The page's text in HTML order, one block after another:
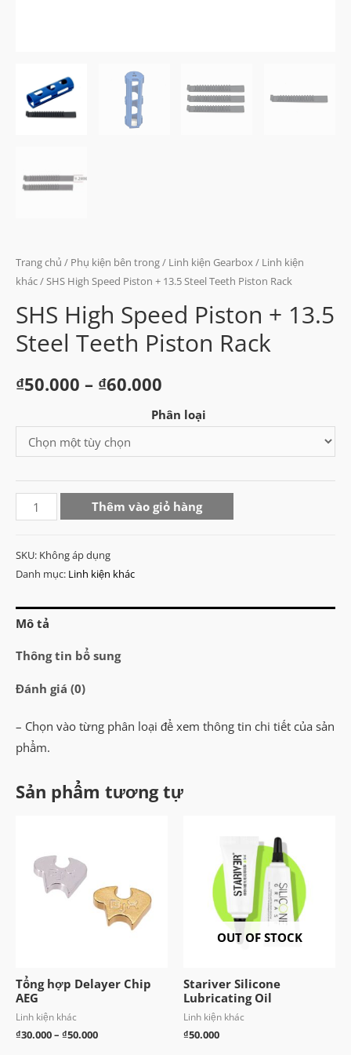
Trang chủ / Phụ kiện bên trong/ Linh kiện Gearbox/ Linh kiện
khác/ SHS High Speed Piston + 13.5 Steel Teeth Piston Rack
SHS High Speed Piston + 13.5
Steel Teeth Piston Rack
₫50.000 – ₫60.000
giá:
₫50.000
đến
Phân loại
SHS
High
Piston
13.5
Steel
Teeth
Rack
lượng
Thêm vào giỏ hàng
SKU: Không áp dụng
Danh mục: Linh kiện khác
Mô tả
Thông tin bổ sung
Đánh giá (0)
– Chọn vào từng phân loại để xem thông tin chi tiết của sản
phẩm.
Sản phẩm tương tự
Tổng hợp Delayer Chip
AEG
Linh kiện khác
₫30.000– ₫50.000Khoảng
OUT OF STOCK
Stariver Silicone
Lubricating Oil
Linh kiện khác
₫50.000